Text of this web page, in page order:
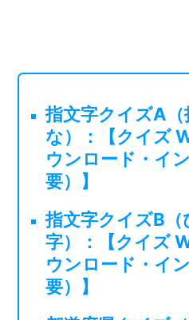
指文字クイズA
な）：【クイズ
ウンロード・イ
要）】
指文字クイズB
字）：【クイズ
ウンロード・イ
要）】